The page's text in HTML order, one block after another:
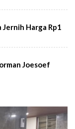
Jernih Harga Rp1
Joesoef